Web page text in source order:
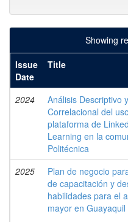
Showing
Issue
Date
Title
2024
Análisis Descriptivo y
Correlacional del
plataforma de
Learning en la
Politécnica
2025
Plan de negocio
de capacitación y
habilidades para el
mayor en Guayaquil